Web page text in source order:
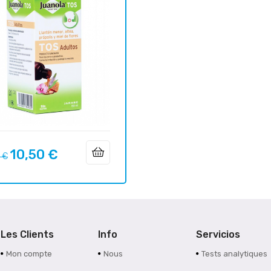
€ Prix
10,50 €
Les Clients
Mon compte
Info
Nous
Servicios
Tests analytiques